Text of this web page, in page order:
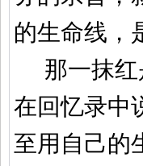
的生命线，
那一抹
在回忆录中
至用自己的